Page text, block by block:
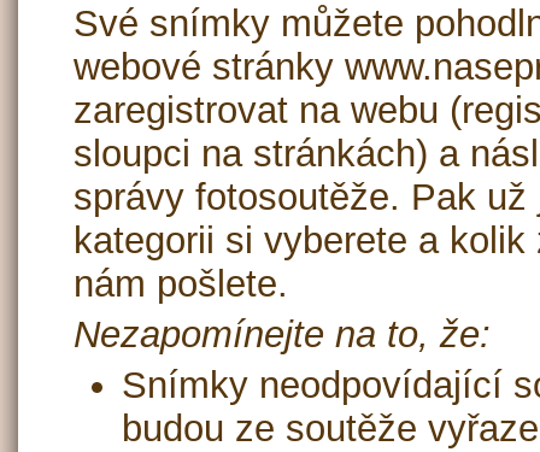
Své snímky můžete
webové stránky
zaregistrovat na webu
sloupci na stránkách) a
správy fotosoutěže. Pak
kategorii si vyberete a
nám pošlete.
Nezapomínejte na to, že:
Snímky neodpovídající
budou ze soutěže